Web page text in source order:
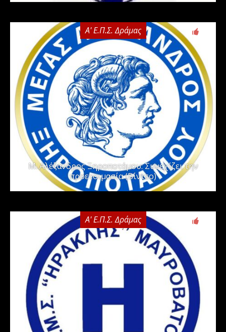
Α' Ε.Π.Σ. Δράμας
Μ. Αλέξανδρος Ξηροποτάμου: Συνεχίζει την
προετοιμασία (Βίντεο)
Α' Ε.Π.Σ. Δράμας